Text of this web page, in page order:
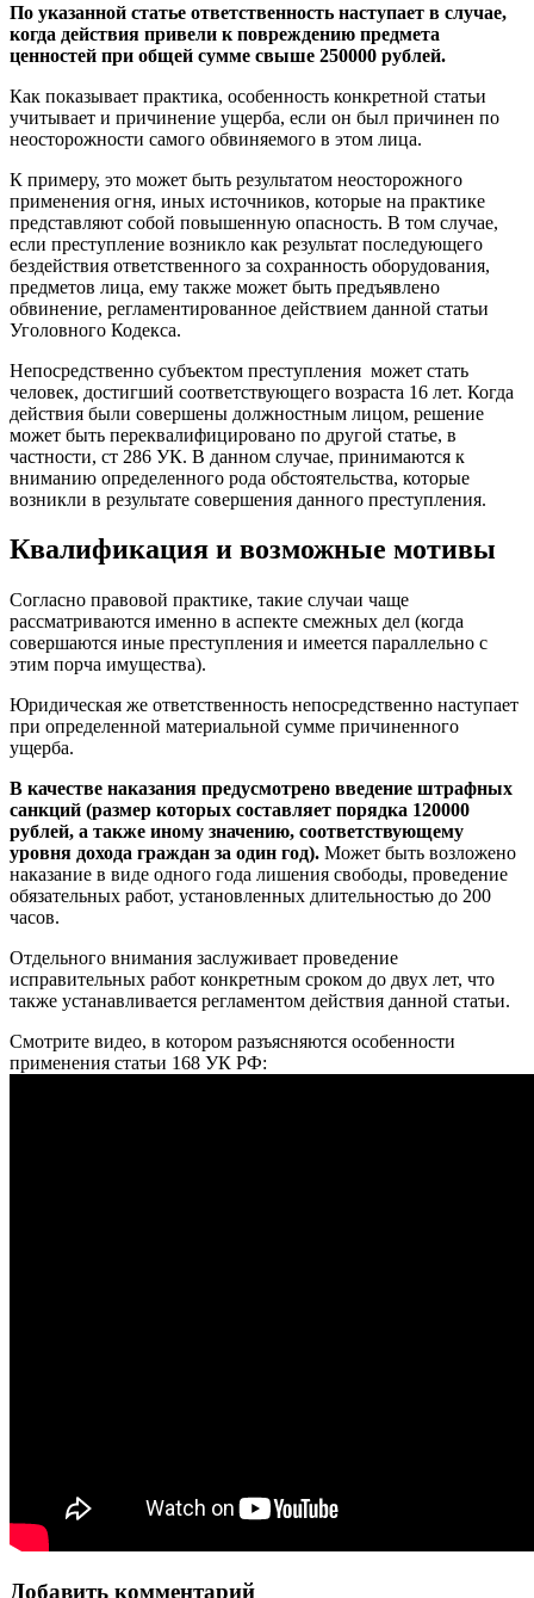
По указанной статье ответственность наступает в случае,
когда действия привели к повреждению предмета
ценностей при общей сумме свыше 250000 рублей.
Как показывает практика, особенность конкретной статьи
учитывает и причинение ущерба, если он был причинен по
неосторожности самого обвиняемого в этом лица.
К примеру, это может быть результатом неосторожного
применения огня, иных источников, которые на практике
представляют собой повышенную опасность. В том случае,
если преступление возникло как результат последующего
бездействия ответственного за сохранность оборудования,
предметов лица, ему также может быть предъявлено
обвинение, регламентированное действием данной статьи
Уголовного Кодекса.
Непосредственно субъектом преступления может стать
человек, достигший соответствующего возраста 16 лет. Когда
действия были совершены должностным лицом, решение
может быть переквалифицировано по другой статье, в
частности, ст 286 УК. В данном случае, принимаются к
вниманию определенного рода обстоятельства, которые
возникли в результате совершения данного преступления.
Квалификация и возможные мотивы
Согласно правовой практике, такие случаи чаще
рассматриваются именно в аспекте смежных дел (когда
совершаются иные преступления и имеется параллельно с
этим порча имущества).
Юридическая же ответственность непосредственно наступает
при определенной материальной сумме причиненного
ущерба.
В качестве наказания предусмотрено введение штрафных
санкций (размер которых составляет порядка 120000
рублей, а также иному значению, соответствующему
уровня дохода граждан за один год). Может быть возложено
наказание в виде одного года лишения свободы, проведение
обязательных работ, установленных длительностью до 200
часов.
Отдельного внимания заслуживает проведение
исправительных работ конкретным сроком до двух лет, что
также устанавливается регламентом действия данной статьи.
Смотрите видео, в котором разъясняются особенности
применения статьи 168 УК РФ:
Добавить комментарий